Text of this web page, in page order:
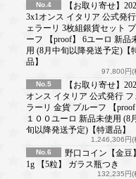
No.4
【お取り寄せ】
3x1オンス イタリア 公式発
ェラーリ 3枚組銀貨セット
ーフ 【proof】 6ユーロ 新品
用 (8月中旬以降発送予定)【
品】
97,800円(
No.5
【お取り寄せ】
オンス イタリア 公式発行 フ
ラーリ 金貨 プルーフ 【proof
１００ユーロ 新品未使用 (8
旬以降発送予定)【特選品】
1,246,306円(
No.6
野口コイン【金豆
1g 【5粒】 ガラス瓶つき
132,235円(